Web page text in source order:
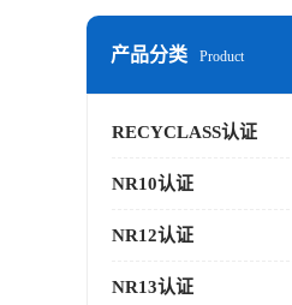
产品分类 Product
RECYCLASS认证
NR10认证
NR12认证
NR13认证